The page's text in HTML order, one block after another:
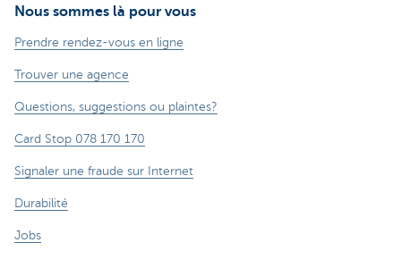
Nous sommes là pour vous
Prendre rendez-vous en ligne
Trouver une agence
Questions, suggestions ou plaintes?
Card Stop 078 170 170
Signaler une fraude sur Internet
Durabilité
Jobs